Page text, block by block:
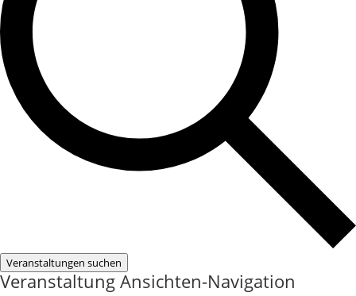
Veranstaltungen suchen
Veranstaltung Ansichten-Navigation